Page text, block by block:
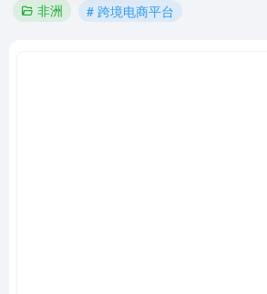
非洲 # 跨境电商平台